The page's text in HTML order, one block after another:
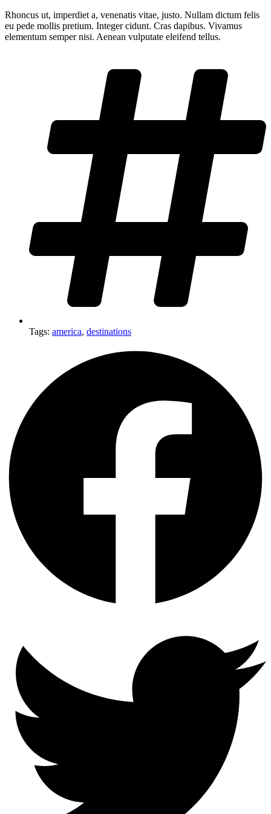
Rhoncus ut, imperdiet a, venenatis vitae, justo. Nullam dictum felis
eu pede mollis pretium. Integer cidunt. Cras dapibus. Vivamus
elementum semper nisi. Aenean vulputate eleifend tellus.
Tags: america, destinations